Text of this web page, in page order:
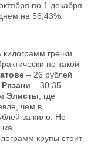
по 1 декабря
на 56,43%.
килограмм гречки
по такой
– 26 рублей
Рязани – 30,35
Элисты , где
чем в
за кило. Не
крупы стоит